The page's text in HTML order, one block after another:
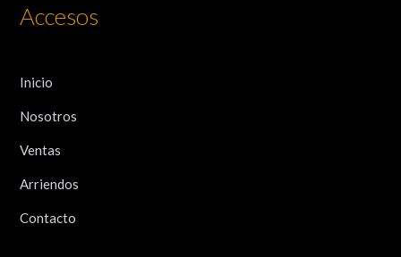
Accesos
Inicio
Nosotros
Ventas
Arriendos
Contacto